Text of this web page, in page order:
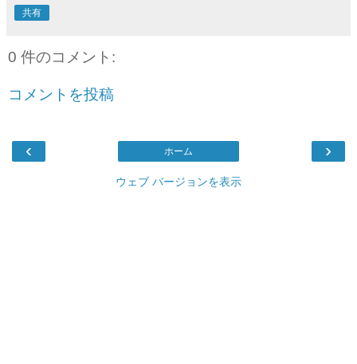
共有
0 件のコメント:
コメントを投稿
‹ ›
ホーム
ウェブ バージョンを表示